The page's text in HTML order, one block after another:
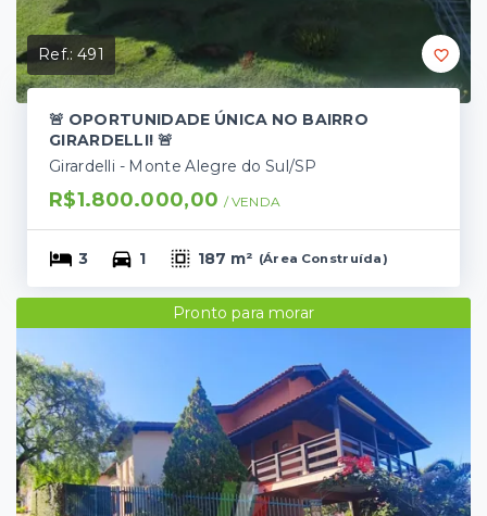
Ref.:491
🚨 OPORTUNIDADE ÚNICA NO BAIRRO
GIRARDELLI! 🚨
Girardelli - Monte Alegre do Sul/SP
R$1.800.000,00 / VENDA
3 1 187 m² (Área Construída)
Pronto para morar